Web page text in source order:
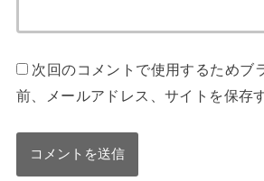
次回のコメントで使用するためブ
前、メールアドレス、サイトを保存